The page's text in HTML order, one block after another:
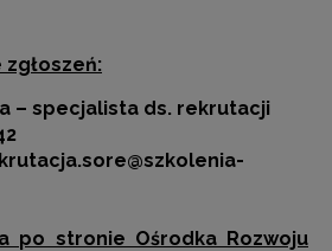
– specjalista ds. rekrutacji
po stronie Ośrodka Rozwoju